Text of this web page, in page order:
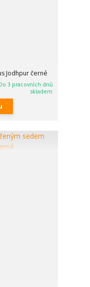
Jodhpur černé
3 pracovních dnů
skladem